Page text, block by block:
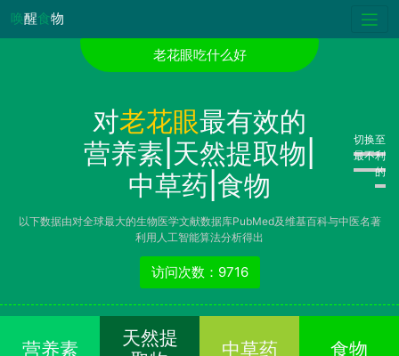
唤醒食物
老花眼吃什么好
对老花眼最有效的
营养素|天然提取物|
中草药|食物
切换至
最不利
的
以下数据由对全球最大的生物医学文献数据库PubMed及维基百科与中医名著
利用人工智能算法分析得出
访问次数：9716
营养素
天然提
中草药 食物